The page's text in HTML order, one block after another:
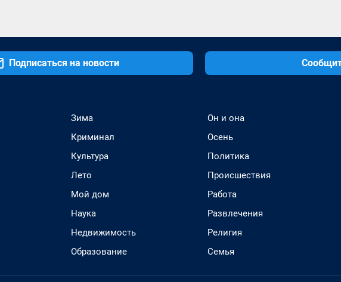
Подписаться на новости
Зима
Криминал
Культура
Лето
Мой дом
Наука
Недвижимость
Образование
Он и она
Осень
Политика
Происшествия
Работа
Развлечения
Религия
Семья